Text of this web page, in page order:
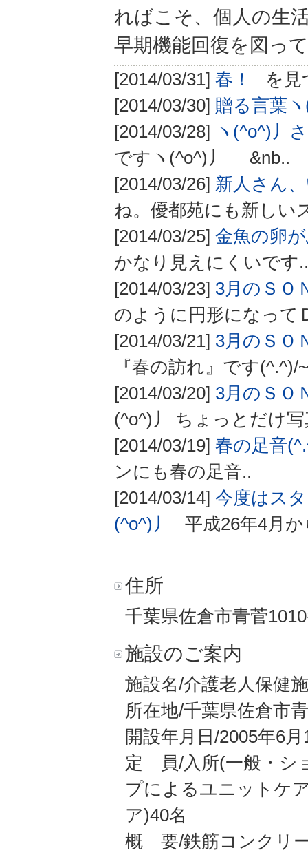
ればこそ、個人の生
早期機能回復を図っ
[2014/03/31] 春！
を見
[2014/03/30] 贈る言葉
[2014/03/28]
ヽ(^o^)丿
ですヽ(^o^)丿 &nb..
[2014/03/26] 新人さん
ね。優都苑にも新しい
[2014/03/25] 金魚の卵
かなり見えにくいです..
[2014/03/23] 3月のＳＯ
のように円形になって
[2014/03/21] 3月のＳＯ
『春の訪れ』です(^.^)/
[2014/03/20] 3月のＳＯ
(^o^)丿 ちょっとだけ
[2014/03/19] 春の足音
ンにも春の足音..
[2014/03/14] 今度はス
(^o^)丿
平成26年4月
住所
千葉県佐倉市青菅
施設のご案内
施設名/介護老人保健
所在地/千葉県佐倉市
開設年月日/2005年6月
定 員/入所(一般・シ
プによるユニットケ
ア)40名
概 要/鉄筋コンクリ